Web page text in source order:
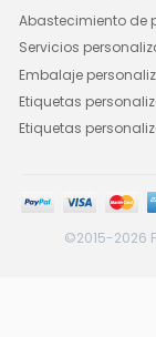
Abastecimiento de
Servicios
Embalaje
Etiquetas
Etiquetas
©2015-2026